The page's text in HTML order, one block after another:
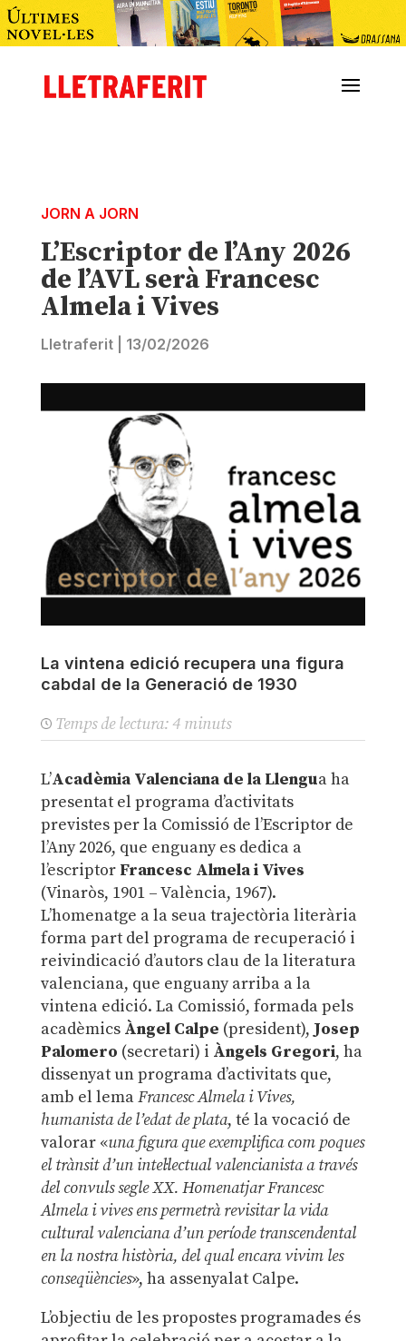
JORN A JORN
L’Escriptor de l’Any 2026
de l’AVL serà Francesc
Almela i Vives
Lletraferit| 13/02/2026
La vintena edició recupera una figura
cabdal de la Generació de 1930
Temps de lectura: 4 minuts
L’Acadèmia Valenciana de la Llengua ha
presentat el programa d’activitats
previstes per la Comissió de l’Escriptor de
l’Any 2026, que enguany es dedica a
l’escriptor Francesc Almela i Vives
(Vinaròs, 1901 – València, 1967).
L’homenatge a la seua trajectòria literària
forma part del programa de recuperació i
reivindicació d’autors clau de la literatura
valenciana, que enguany arriba a la
vintena edició. La Comissió, formada pels
acadèmicsÀngel Calpe (president), Josep
Palomero (secretari) i Àngels Gregori, ha
dissenyat un programa d’activitats que,
amb el lemaFrancesc Almela i Vives,
humanista de l’edat de plata, té la vocació de
valorar «una figura que exemplifica com poques
el trànsit d’un intel·lectual valencianista a través
del convuls segle XX. Homenatjar Francesc
Almela i vives ens permetrà revisitar la vida
cultural valenciana d’un període transcendental
en la nostra història, del qual encara vivim les
conseqüències», ha assenyalat Calpe.
L’objectiu de les propostes programades és